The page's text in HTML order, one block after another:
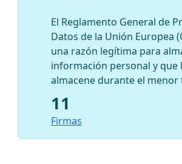
El Reglamento General de
Datos de la Unión Europea
una razón legítima para
información personal y que
almacene durante el menor
11
Firmas